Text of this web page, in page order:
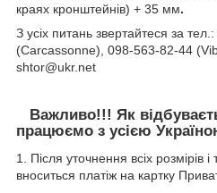
краях кронштейнів) + 35 мм.
З усіх питань звертайтеся за
(Carcassonne), 098-563-82-44
shtor@ukr.net
Важливо!!! Як
працюємо з усією
1. Після уточнення всіх розмірів
вноситься платіж на картку